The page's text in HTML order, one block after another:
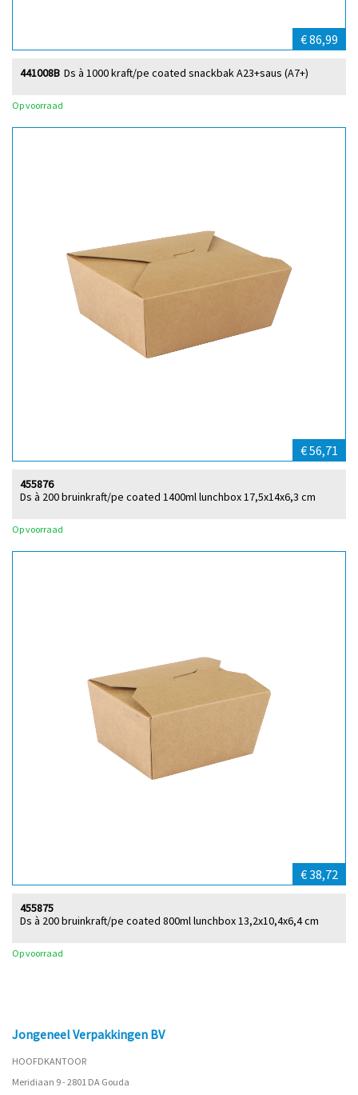
€ 86,99
Ds à 1000 kraft/pe coated snackbak A23+saus (A7+)
441008B
Op voorraad
€ 56,71
Ds à 200 bruinkraft/pe coated 1400ml lunchbox 17,5x14x6,3 cm
455876
Op voorraad
€ 38,72
Ds à 200 bruinkraft/pe coated 800ml lunchbox 13,2x10,4x6,4 cm
455875
Op voorraad
Jongeneel Verpakkingen BV
HOOFDKANTOOR
Meridiaan 9 - 2801 DA Gouda